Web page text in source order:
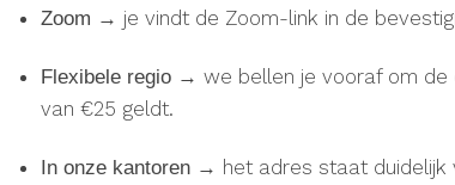
Zoom → je vindt de Zoom-link in de
Flexibele regio → we bellen je vooraf om de
van €25 geldt.
In onze kantoren → het adres staat duidelijk